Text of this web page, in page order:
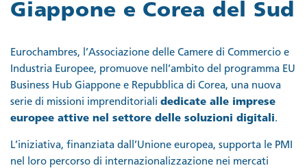
Giappone e Corea del Sud
Eurochambres, l’Associazione delle Camere di Commercio e
Industria Europee, promuove nell’ambito del programma EU
Business Hub Giappone e Repubblica di Corea, una nuova
serie di missioni imprenditoriali dedicate alle imprese
europee attive nel settore delle soluzioni digitali.
L’iniziativa, finanziata dall’Unione europea, supporta le PMI
nel loro percorso di internazionalizzazione nei mercati